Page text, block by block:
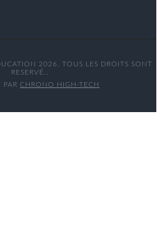
2026. TOUS LES DROITS SONT
RESERVÉ..
PAR CHRONO HIGH-TECH